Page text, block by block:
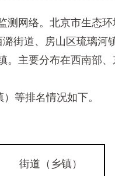
网络。北京市生态环
街道、房山区琉璃河
。主要分布在西南部
等排名情况如下。
街道（乡镇）